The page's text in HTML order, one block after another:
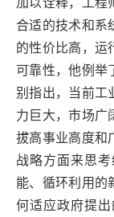
合适的技术和系
的性价比高，运
可靠性，他例举
别指出，当前工
力巨大，市场广
拔高事业高度和
战略方面来思
能、循环利用的
何适应政府提